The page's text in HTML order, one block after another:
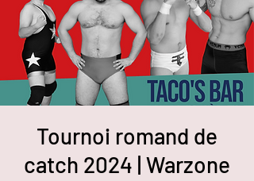
Tournoi romand de
catch 2024 | Warzone